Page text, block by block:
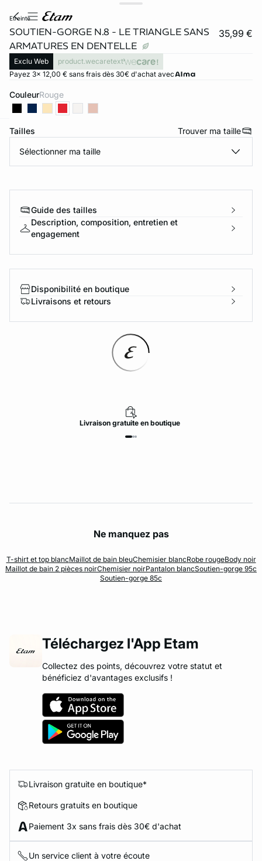
etreinte
SOUTIEN-GORGE N.8 - LE TRIANGLE SANS
ARMATURES EN DENTELLE
35,99 €
Exclu Web
product.wecaretext
Payez 3x 12,00 € sans frais dès 30€ d'achat avec
Couleur rouge
Tailles Trouver ma taille
Sélectionner ma taille
Guide des tailles
Description, composition, entretien et
engagement
Disponibilité en boutique
Livraisons et retours
Livraisongratuiteen boutique
Ne manquez pas
T-shirt et top blancMaillot de bain bleuChemisier blancRobe rougeBody noir
Maillot de bain 2 pièces noirChemisier noirPantalon blancSoutien-gorge 95c
Soutien-gorge 85c
Téléchargez l'App Etam
Collectez des points, découvrez votre statut et
bénéficiez d'avantages exclusifs !
Livraison gratuite en boutique*
Retours gratuits en boutique
Paiement 3x sans frais dès 30€ d'achat
Un service client à votre écoute